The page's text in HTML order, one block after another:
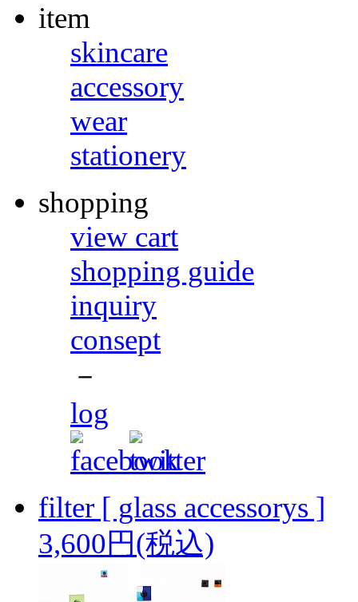
item
skincare
accessory
wear
stationery
shopping
view cart
shopping guide
inquiry
consept
－
log
filter [ glass accessorys ]
3,600円(税込)